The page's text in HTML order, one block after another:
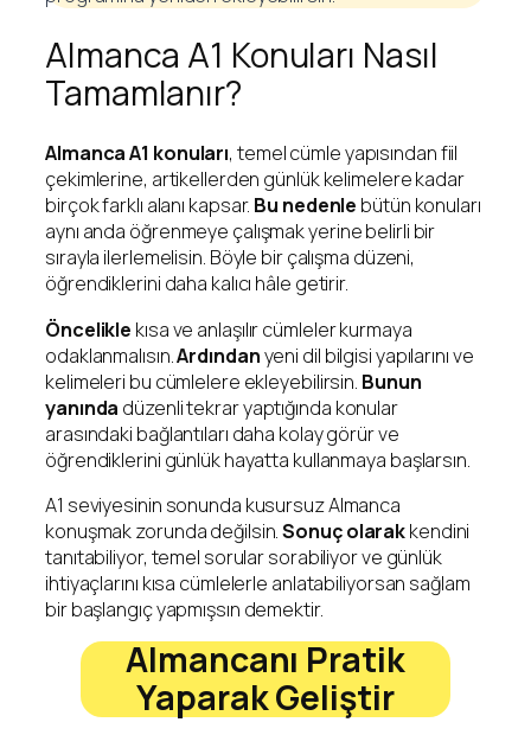
Almanca A1 Konuları Nasıl
Tamamlanır?
Almanca A1 konuları, temel cümle yapısından fiil
çekimlerine, artikellerden günlük kelimelere kadar
birçok farklı alanı kapsar. Bu nedenle bütün konuları
aynı anda öğrenmeye çalışmak yerine belirli bir
sırayla ilerlemelisin. Böyle bir çalışma düzeni,
öğrendiklerini daha kalıcı hâle getirir.
Öncelikle kısa ve anlaşılır cümleler kurmaya
odaklanmalısın.Ardındanyeni dil bilgisi yapılarını ve
kelimeleri bu cümlelere ekleyebilirsin. Bunun
yanında düzenli tekrar yaptığında konular
arasındaki bağlantıları daha kolay görür ve
öğrendiklerini günlük hayatta kullanmaya başlarsın.
A1 seviyesinin sonunda kusursuz Almanca
konuşmak zorunda değilsin.Sonuç olarakkendini
tanıtabiliyor, temel sorular sorabiliyor ve günlük
ihtiyaçlarını kısa cümlelerle anlatabiliyorsan sağlam
bir başlangıç yapmışsın demektir.
Almancanı Pratik
Yaparak Geliştir